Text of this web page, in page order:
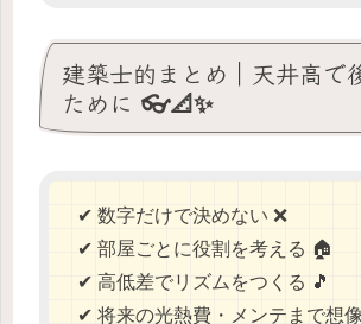
建築士的まとめ｜天井高で
ために 👓📐✨
✔ 数字だけで決めない ❌
✔ 部屋ごとに役割を考える 🏠
✔ 高低差でリズムをつくる 🎵
✔ 将来の光熱費・メンテまで想